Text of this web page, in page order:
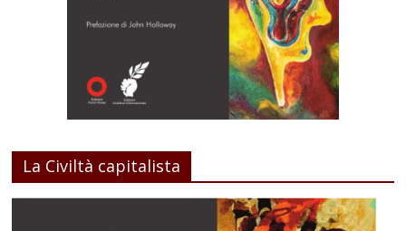
La Civiltà capitalista